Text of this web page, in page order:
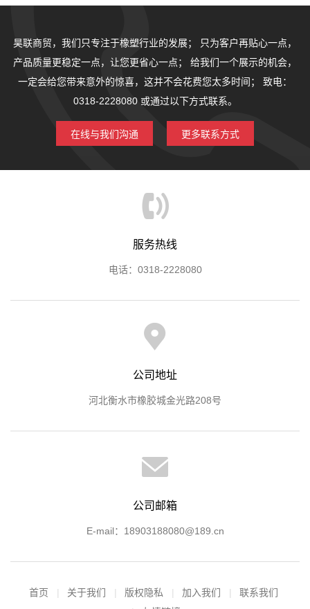
昊联商贸，我们只专注于橡塑行业的发展；
只为客户再贴心一点，
产品质量更稳定一点，让您更省心一点；
给我们一个展示的机会，
一定会给您带来意外的惊喜，这并不会花费您太多时间；
致电：
0318-2228080 或通过以下方式联系。
在线与我们沟通 更多联系方式
服务热线
电话：0318-2228080
公司地址
河北衡水市橡胶城金光路208号
公司邮箱
E-mail：18903188080@189.cn
首页 关于我们 版权隐私 加入我们
联系我们